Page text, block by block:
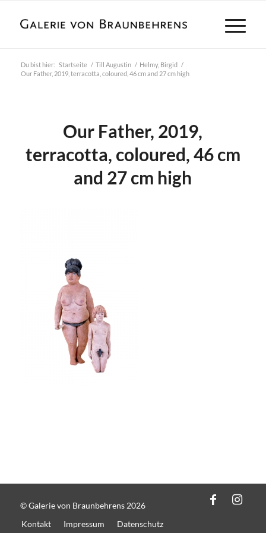
Du bist hier: Startseite / Till Augustin / Helmy, Birgid /
Our Father, 2019, terracotta, coloured, 46 cm and 27 cm high
Our Father, 2019,
terracotta, coloured, 46 cm
and 27 cm high
© Galerie von Braunbehrens 2026
Kontakt
Impressum Datenschutz